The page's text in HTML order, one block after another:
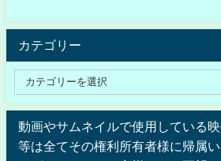
カテゴリー
動画やサムネイルで使用している
等は全てその権利所有者様に帰属